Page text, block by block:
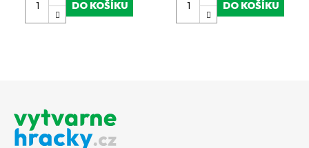
DO KOŠÍKU DO KOŠÍKU